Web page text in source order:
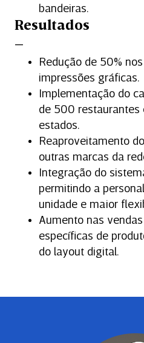
bandeiras.
Resultados
Redução de 50%
impressões gráficas.
Implementação do
de 500 restaurantes
estados.
Reaproveitamento
outras marcas da
Integração do
permitindo a
unidade e maior
Aumento nas
específicas de
do layout digital.